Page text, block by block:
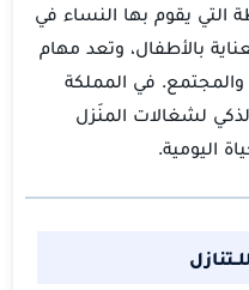
التي يقوم بها النساء في
بالأطفال، وتعد مهام
في المملكة
لشغالات المنَزل
اليومية.